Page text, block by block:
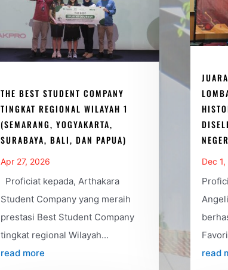
THE BEST STUDENT COMPANY
TINGKAT REGIONAL WILAYAH 1
(SEMARANG, YOGYAKARTA,
SURABAYA, BALI, DAN PAPUA)
Apr 27, 2026
Proficiat kepada, Arthakara
Student Company yang meraih
prestasi Best Student Company
tingkat regional Wilayah...
read more
Dec
read